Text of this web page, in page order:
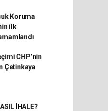
Koruma
ilk
CHP’nin
Çetinkaya
İHALE?